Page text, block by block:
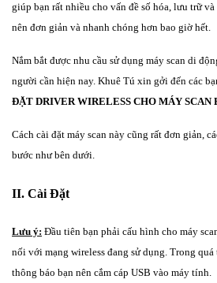
giúp bạn rất nhiều cho vấn đề số hóa, lưu trữ
nên đơn giản và nhanh chóng hơn bao giờ hết.
Nắm bắt được nhu cầu sử dụng máy scan di
người cần hiện nay. Khuê Tú xin gởi đến các
ĐẶT DRIVER WIRELESS CHO MÁY SCAN
Cách cài đặt máy scan này cũng rất đơn giản,
bước như bên dưới.
II. Cài Đặt
Lưu ý: Đầu tiên bạn phải cấu hình cho máy
nối với mạng wireless đang sử dụng. Trong
thông báo bạn nên cắm cáp USB vào máy tính.